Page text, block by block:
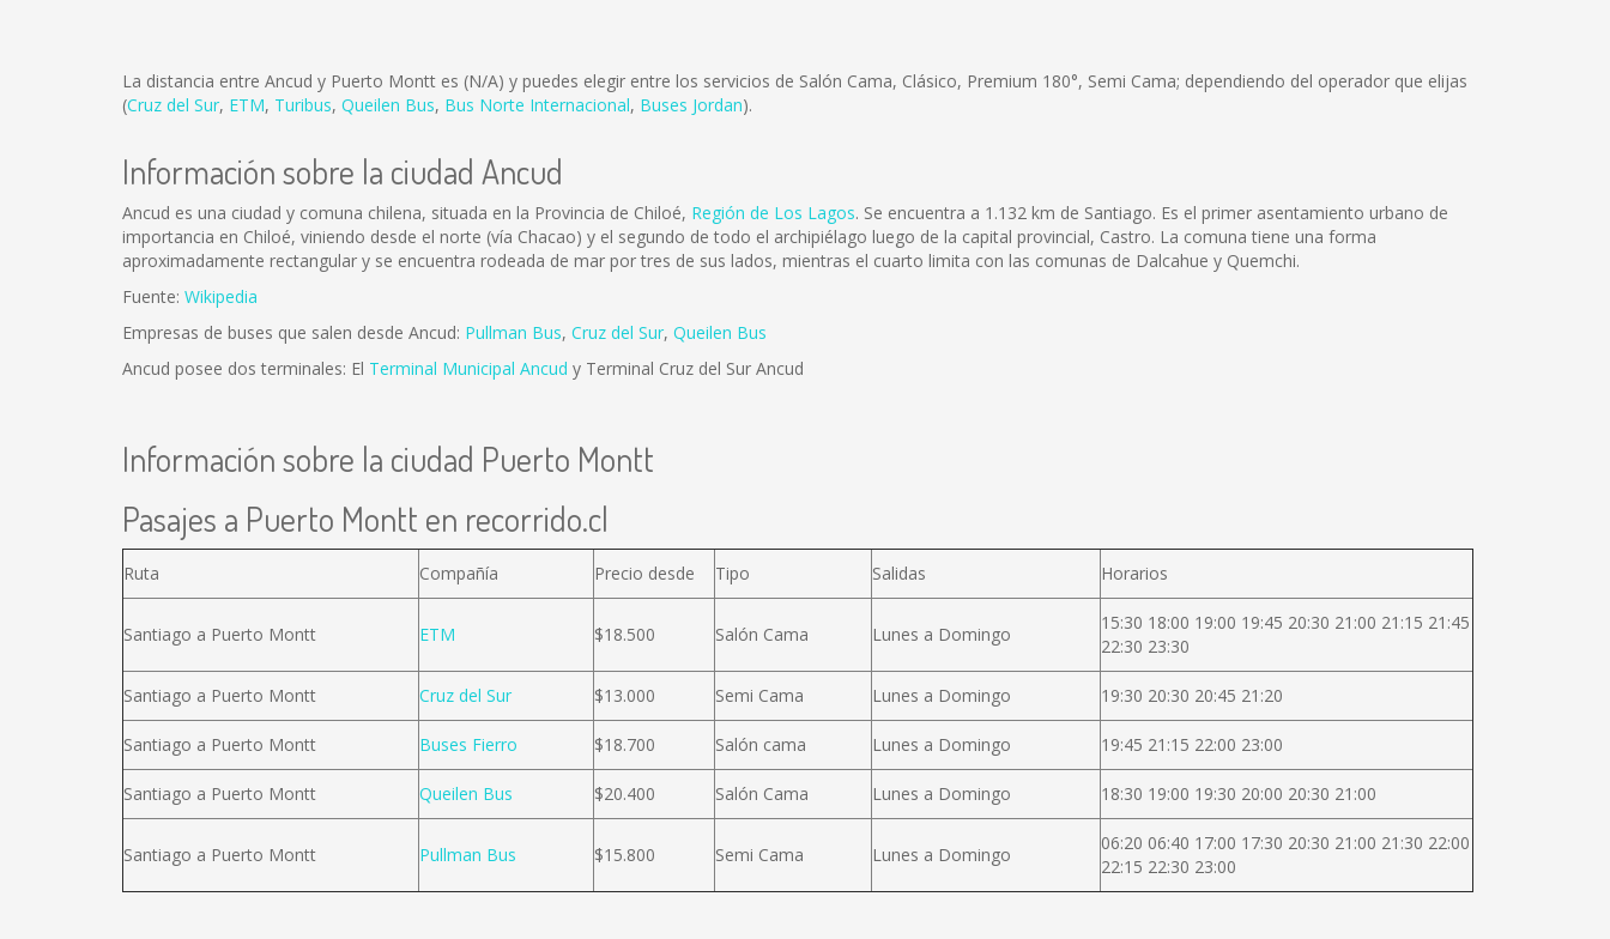
La distancia entre Ancud y Puerto Montt es (N/A) y puedes elegir entre los servicios de Salón Cama, Clásico, Premium 180°, Semi Cama; dependiendo del operador que elijas
(Cruz del Sur, ETM, Turibus, Queilen Bus, Bus Norte Internacional, Buses Jordan).
Información sobre la ciudad Ancud
Ancud es una ciudad y comuna chilena, situada en la Provincia de Chiloé, Región de Los Lagos. Se encuentra a 1.132 km de Santiago. Es el primer asentamiento urbano de
importancia en Chiloé, viniendo desde el norte (vía Chacao) y el segundo de todo el archipiélago luego de la capital provincial, Castro. La comuna tiene una forma
aproximadamente rectangular y se encuentra rodeada de mar por tres de sus lados, mientras el cuarto limita con las comunas de Dalcahue y Quemchi.
Fuente: Wikipedia
Empresas de buses que salen desde Ancud: Pullman Bus, Cruz del Sur, Queilen Bus
Ancud posee dos terminales: El Terminal Municipal Ancud y Terminal Cruz del Sur Ancud
Información sobre la ciudad Puerto Montt
Pasajes a Puerto Montt en recorrido.cl
Ruta Compañía Precio desde Tipo Salidas Horarios
Santiago a Puerto Montt ETM $18.500 Salón Cama Lunes a Domingo
15:30 18:00 19:00 19:45 20:30 21:00 21:15 21:45
22:30 23:30
Santiago a Puerto Montt Cruz del Sur $13.000 Semi Cama Lunes a Domingo 19:30 20:30 20:45 21:20
Santiago a Puerto Montt Buses Fierro $18.700 Salón cama Lunes a Domingo 19:45 21:15 22:00 23:00
Santiago a Puerto Montt Queilen Bus $20.400 Salón Cama Lunes a Domingo 18:30 19:00 19:30 20:00 20:30 21:00
Santiago a Puerto Montt Pullman Bus $15.800 Semi Cama Lunes a Domingo
06:20 06:40 17:00 17:30 20:30 21:00 21:30 22:00
22:15 22:30 23:00